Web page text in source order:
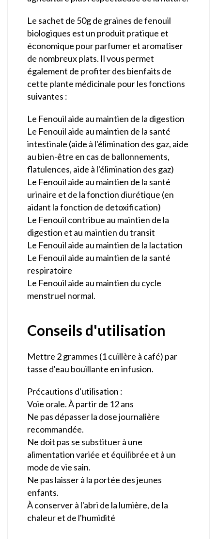
Le sachet de 50g de graines de fenouil
biologiques est un produit pratique et
économique pour parfumer et aromatiser
de nombreux plats. Il vous permet
également de profiter des bienfaits de
cette plante médicinale pour les fonctions
suivantes :
Le Fenouil aide au maintien de la digestion
Le Fenouil aide au maintien de la santé
intestinale (aide à l'élimination des gaz, aide
au bien-être en cas de ballonnements,
flatulences, aide à l'élimination des gaz)
Le Fenouil aide au maintien de la santé
urinaire et de la fonction diurétique (en
aidant la fonction de detoxification)
Le Fenouil contribue au maintien de la
digestion et au maintien du transit
Le Fenouil aide au maintien de la lactation
Le Fenouil aide au maintien de la santé
respiratoire
Le Fenouil aide au maintien du cycle
menstruel normal.
Conseils d'utilisation
Mettre 2 grammes (1 cuillère à café) par
tasse d'eau bouillante en infusion.
Précautions d'utilisation :
Voie orale. À partir de 12 ans
Ne pas dépasser la dose journalière
recommandée.
Ne doit pas se substituer à une
alimentation variée et équilibrée et à un
mode de vie sain.
Ne pas laisser à la portée des jeunes
enfants.
À conserver à l'abri de la lumière, de la
chaleur et de l'humidité